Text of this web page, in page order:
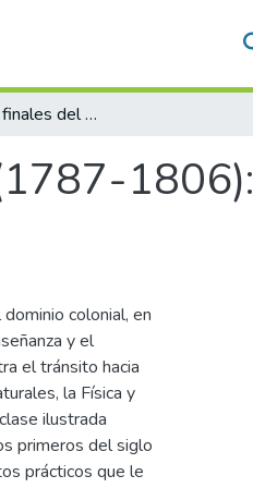
La educación a finales del periodo colonial (1787-1806): entre lo útil y lo inútil
1806):
colonial, en
y el
el tránsito hacia
la Física y
ilustrada
primeros del siglo
prácticos que le